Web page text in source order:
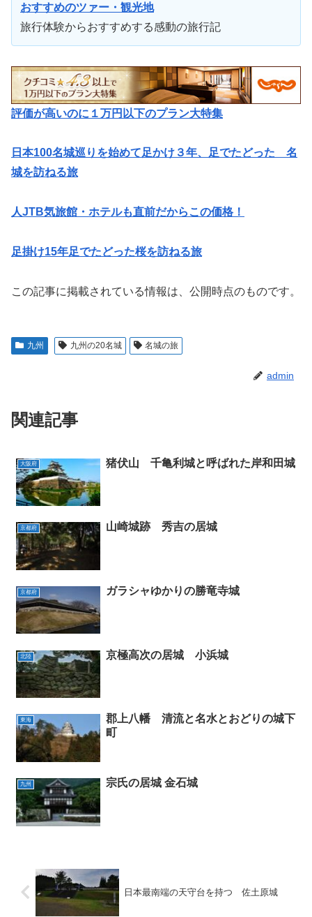
おすすめのツァー・観光地
旅行体験からおすすめする感動の旅行記
評価が高いのに１万円以下のプラン大特集
日本100名城巡りを始めて足かけ３年、足でたどった 名
城を訪ねる旅
人JTB気旅館・ホテルも直前だからこの価格！
足掛け15年足でたどった桜を訪ねる旅
この記事に掲載されている情報は、公開時点のものです。
九州 九州の20名城 名城の旅
admin
関連記事
大阪府 猪伏山 千亀利城と呼ばれた岸和田城
京都府 山崎城跡 秀吉の居城
京都府 ガラシャゆかりの勝竜寺城
北陸 京極高次の居城 小浜城
東海
郡上八幡 清流と名水とおどりの城下
町
九州 宗氏の居城 金石城
日本最南端の天守台を持つ 佐土原城